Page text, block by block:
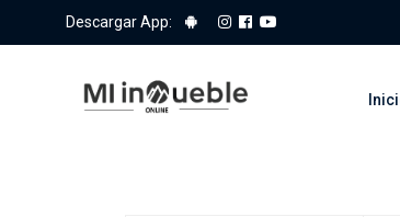
Descargar App: